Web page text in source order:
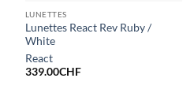
LUNETTES
Lunettes React Rev Ruby /
White
React
339.00CHF